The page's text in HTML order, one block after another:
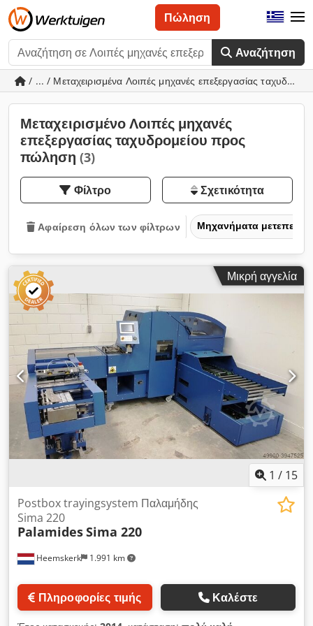
Αναζήτηση
Πώληση
/ ... / Μεταχειρισμένα Λοιπές μηχανές επεξεργασίας
Μεταχειρισμένο Λοιπές μηχανές
επεξεργασίας ταχυδρομείου προς
πώληση (3)
Φίλτρο Σχετικότητα
Αφαίρεση όλων των φίλτρων Μηχανήματα
Μικρή αγγελία
1 / 15
Heemskerk 1.991 km
Postbox trayingsystem Παλαμήδης
Sima 220
PalamidesSima 220
Πληροφορίες τιμής Καλέστε